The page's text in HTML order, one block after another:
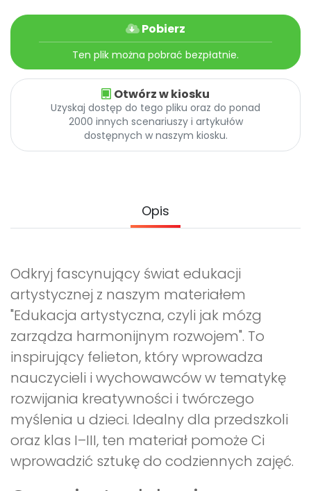
Pomoc
Pobierz
Ten plik można pobrać bezpłatnie.
Otwórz w kiosku
Uzyskaj dostęp do tego pliku oraz do ponad
2000 innych scenariuszy i artykułów
dostępnych w naszym kiosku.
Opis
Odkryj fascynujący świat edukacji
artystycznej z naszym materiałem
"Edukacja artystyczna, czyli jak mózg
zarządza harmonijnym rozwojem". To
inspirujący felieton, który wprowadza
nauczycieli i wychowawców w tematykę
rozwijania kreatywności i twórczego
myślenia u dzieci. Idealny dla przedszkoli
oraz klas I–III, ten materiał pomoże Ci
wprowadzić sztukę do codziennych zajęć.